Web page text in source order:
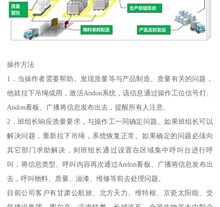
操作方法
1．当操作者需要帮助、发现质量等与产品制造、质量有关的问题，
他就拉下吊绳或用，激活Andon系统，该信息通过操作工位信号灯、
Andon看板、广播将信息发布出去，提醒所有人注意。
2．班组长响应质量要求，与操作工一同确定问题。如果班组长可以
解决问题，重新拉下吊绳，系统恢复正常。如果确定的问题必须向
其它部门求助解决，则班组长通过设置在区域集中呼叫台进行呼
叫，将信息类型、呼叫内容再次通过Andon看板、广播将信息发布出
去，呼叫物料、质量、油漆、维修等前去处理问题。
目前公司客户有甘肃公航旅、北方天力、维特根、京瓷太阳能、交